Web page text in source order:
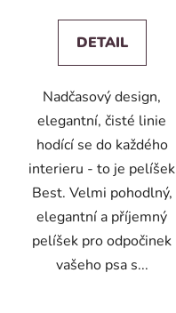
DETAIL
Nadčasový design,
elegantní, čisté linie
hodící se do každého
interieru - to je pelíšek
Best. Velmi pohodlný,
elegantní a příjemný
pelíšek pro odpočinek
vašeho psa s...